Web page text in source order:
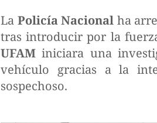
La Policía Nacional ha
tras introducir por la
UFAM iniciara una
vehículo gracias a la
sospechoso.